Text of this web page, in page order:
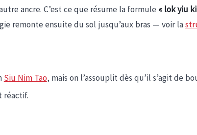
ancre. C’est ce que résume la formule « lok yiu
remonte ensuite du sol jusqu’aux bras — voir la
Siu Nim Tao, mais on l’assouplit dès qu’il s’agit de
réactif.